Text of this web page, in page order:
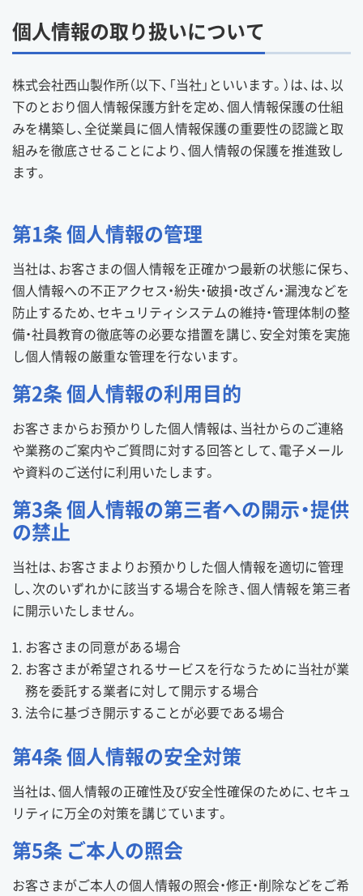
個人情報の取り扱いについて
株式会社西山製作所（以下、「当社」といいます。）は、は、以
下のとおり個人情報保護方針を定め、個人情報保護の仕組
みを構築し、全従業員に個人情報保護の重要性の認識と取
組みを徹底させることにより、個人情報の保護を推進致し
ます。
第1条 個人情報の管理
当社は、お客さまの個人情報を正確かつ最新の状態に保ち、
個人情報への不正アクセス・紛失・破損・改ざん・漏洩などを
防止するため、セキュリティシステムの維持・管理体制の整
備・社員教育の徹底等の必要な措置を講じ、安全対策を実施
し個人情報の厳重な管理を行ないます。
第2条 個人情報の利用目的
お客さまからお預かりした個人情報は、当社からのご連絡
や業務のご案内やご質問に対する回答として、電子メール
や資料のご送付に利用いたします。
第3条 個人情報の第三者への開示・提供
の禁止
当社は、お客さまよりお預かりした個人情報を適切に管理
し、次のいずれかに該当する場合を除き、個人情報を第三者
に開示いたしません。
お客さまの同意がある場合
お客さまが希望されるサービスを行なうために当社が業
務を委託する業者に対して開示する場合
法令に基づき開示することが必要である場合
第4条 個人情報の安全対策
当社は、個人情報の正確性及び安全性確保のために、セキュ
リティに万全の対策を講じています。
第5条 ご本人の照会
お客さまがご本人の個人情報の照会・修正・削除などをご希